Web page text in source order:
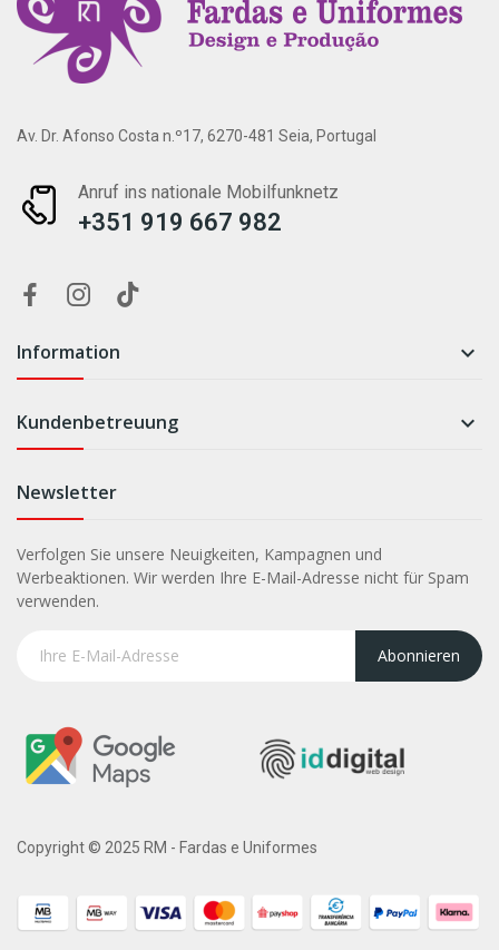
Av. Dr. Afonso Costa n.º17, 6270-481 Seia, Portugal
Anruf ins nationale Mobilfunknetz
+351 919 667 982
Information 
Kundenbetreuung 
Newsletter
Verfolgen Sie unsere Neuigkeiten, Kampagnen und
Werbeaktionen. Wir werden Ihre E-Mail-Adresse nicht für Spam
verwenden.
Abonnieren
Copyright © 2025 RM - Fardas e Uniformes